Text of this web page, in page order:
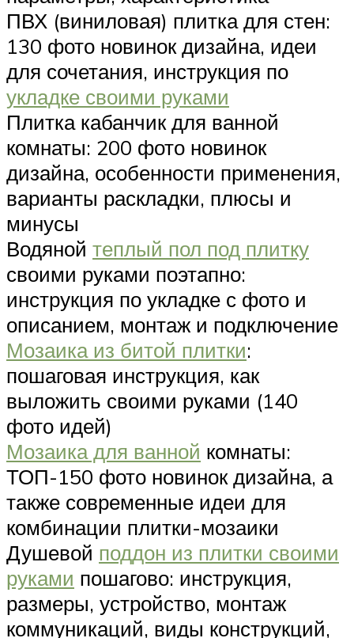
ПВХ (виниловая) плитка для стен:
130 фото новинок дизайна, идеи
для сочетания, инструкция по
укладке своими руками
Плитка кабанчик для ванной
комнаты: 200 фото новинок
дизайна, особенности применения,
варианты раскладки, плюсы и
минусы
Водяной теплый пол под плитку
своими руками поэтапно:
инструкция по укладке с фото и
описанием, монтаж и подключение
Мозаика из битой плитки:
пошаговая инструкция, как
выложить своими руками (140
фото идей)
Мозаика для ванной комнаты:
ТОП-150 фото новинок дизайна, а
также современные идеи для
комбинации плитки-мозаики
Душевой поддон из плитки своими
руками пошагово: инструкция,
размеры, устройство, монтаж
коммуникаций, виды конструкций,